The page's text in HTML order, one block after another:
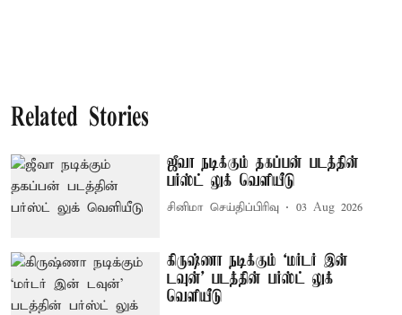
Related Stories
ஜீவா நடிக்கும் தகப்பன் படத்தின்
பர்ஸ்ட் லுக் வெளியீடு
சினிமா செய்திப்பிரிவு 03 Aug 2026
கிருஷ்ணா நடிக்கும் ‘மர்டர் இன்
டவுன்’ படத்தின் பர்ஸ்ட் லுக்
வெளியீடு